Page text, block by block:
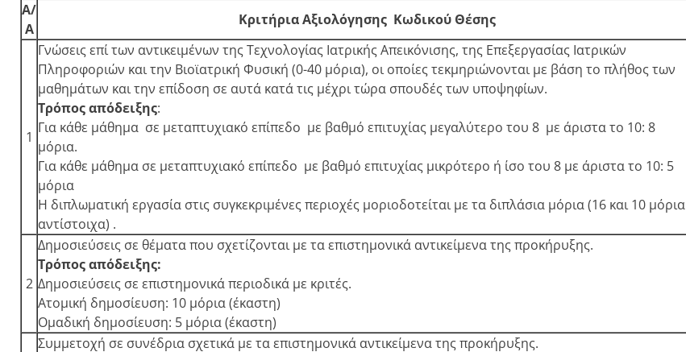
Α/
Α
Κριτήρια Αξιολόγησης Κωδικού Θέσης
1
Γνώσεις επί των αντικειμένων της Τεχνολογίας Ιατρικής Απεικόνισης, της Επεξεργασίας Ιατρικών
Πληροφοριών και την Βιοϊατρική Φυσική (0-40 μόρια), οι οποίες τεκμηριώνονται με βάση το πλήθος των
μαθημάτων και την επίδοση σε αυτά κατά τις μέχρι τώρα σπουδές των υποψηφίων.
Τρόπος απόδειξης:
Για κάθε μάθημα σε μεταπτυχιακό επίπεδο με βαθμό επιτυχίας μεγαλύτερο του 8 με άριστα το 10: 8
μόρια.
Για κάθε μάθημα σε μεταπτυχιακό επίπεδο με βαθμό επιτυχίας μικρότερο ή ίσο του 8 με άριστα το 10: 5
μόρια
Η διπλωματική εργασία στις συγκεκριμένες περιοχές μοριοδοτείται με τα διπλάσια μόρια (16 και 10 μόρια
αντίστοιχα) .
2
Δημοσιεύσεις σε θέματα που σχετίζονται με τα επιστημονικά αντικείμενα της προκήρυξης.
Τρόπος απόδειξης:
Δημοσιεύσεις σε επιστημονικά περιοδικά με κριτές.
Ατομική δημοσίευση: 10 μόρια (έκαστη)
Ομαδική δημοσίευση: 5 μόρια (έκαστη)
Συμμετοχή σε συνέδρια σχετικά με τα επιστημονικά αντικείμενα της προκήρυξης.